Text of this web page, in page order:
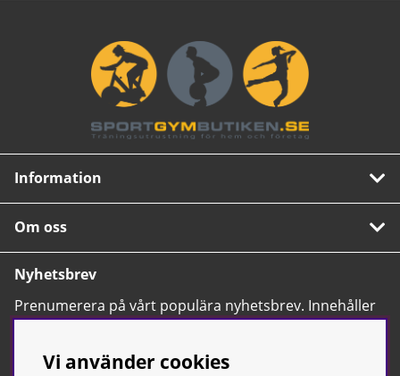
Information
Om oss
Nyhetsbrev
Prenumerera på vårt populära nyhetsbrev. Innehåller
tips, nyheter och våra allra bästa erbjudanden.
Vi använder cookies